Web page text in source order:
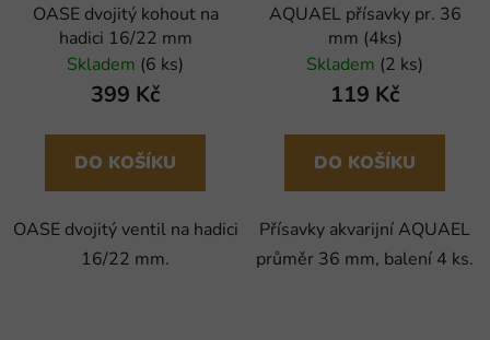
OASE dvojitý kohout na
hadici 16/22 mm
Skladem (6 ks)
399 Kč
DO KOŠÍKU
OASE dvojitý ventil na hadici
16/22 mm.
AQUAEL přísavky pr. 36
mm (4ks)
Skladem (2 ks)
119 Kč
DO KOŠÍKU
Přísavky akvarijní AQUAEL
průměr 36 mm, balení 4 ks.